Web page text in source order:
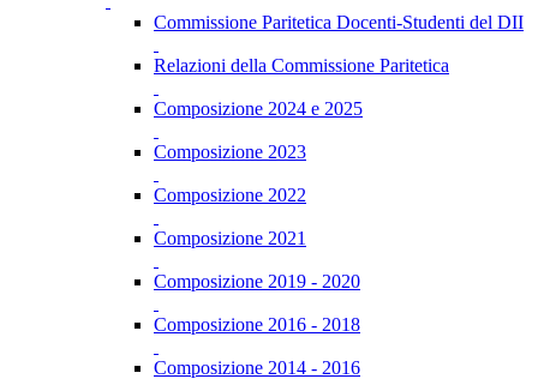
Commissione Paritetica Docenti-Studenti del DII
Relazioni della Commissione Paritetica
Composizione 2024 e 2025
Composizione 2023
Composizione 2022
Composizione 2021
Composizione 2019 - 2020
Composizione 2016 - 2018
Composizione 2014 - 2016